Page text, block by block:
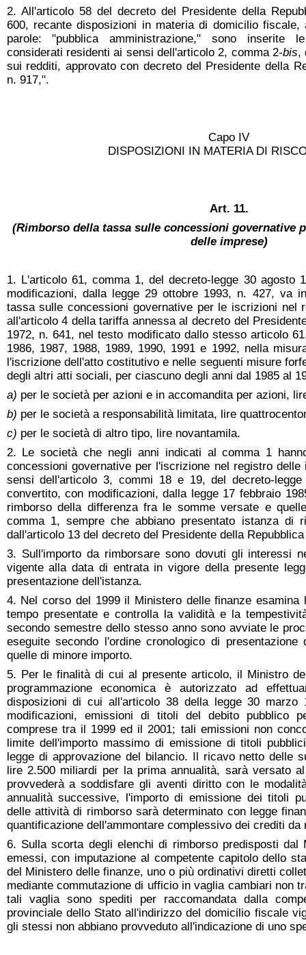
2. All'articolo 58 del decreto del Presidente della
600, recante disposizioni in materia di domicilio fiscale,
parole: "pubblica amministrazione," sono inserite
considerati residenti ai sensi dell'articolo 2, comma 2-bis,
sui redditi, approvato con decreto del Presidente della
n. 917,".
Capo IV
DISPOSIZIONI IN MATERIA DI
Art. 11.
(Rimborso della tassa sulle concessioni governative
delle imprese)
1. L'articolo 61, comma 1, del decreto-legge 30 agosto
modificazioni, dalla legge 29 ottobre 1993, n. 427, va
tassa sulle concessioni governative per le iscrizioni nel
all'articolo 4 della tariffa annessa al decreto del
1972, n. 641, nel testo modificato dallo stesso articolo
1986, 1987, 1988, 1989, 1990, 1991 e 1992, nella
l'iscrizione dell'atto costitutivo e nelle seguenti misure
degli altri atti sociali, per ciascuno degli anni dal 1985 al
a) per le società per azioni e in accomandita per azioni,
b) per le società a responsabilità limitata, lire
c) per le società di altro tipo, lire novantamila.
2. Le società che negli anni indicati al comma 1
concessioni governative per l'iscrizione nel registro delle
sensi dell'articolo 3, commi 18 e 19, del decreto-
convertito, con modificazioni, dalla legge 17 febbraio
rimborso della differenza fra le somme versate e
comma 1, sempre che abbiano presentato istanza di
dall'articolo 13 del decreto del Presidente della
3. Sull'importo da rimborsare sono dovuti gli interessi
vigente alla data di entrata in vigore della presente
presentazione dell'istanza.
4. Nel corso del 1999 il Ministero delle finanze
tempo presentate e controlla la validità e la
secondo semestre dello stesso anno sono avviate le
eseguite secondo l'ordine cronologico di
quelle di minore importo.
5. Per le finalità di cui al presente articolo, il Ministro
programmazione economica è autorizzato ad
disposizioni di cui all'articolo 38 della legge 30 marzo
modificazioni, emissioni di titoli del debito pubblico
comprese tra il 1999 ed il 2001; tali emissioni non
limite dell'importo massimo di emissione di titoli
legge di approvazione del bilancio. Il ricavo netto delle
lire 2.500 miliardi per la prima annualità, sarà versato
provvederà a soddisfare gli aventi diritto con le
annualità successive, l'importo di emissione dei titoli
delle attività di rimborso sarà determinato con legge
quantificazione dell'ammontare complessivo dei crediti da
6. Sulla scorta degli elenchi di rimborso predisposti dal
emessi, con imputazione al competente capitolo dello
del Ministero delle finanze, uno o più ordinativi diretti
mediante commutazione di ufficio in vaglia cambiari non
tali vaglia sono spediti per raccomandata dalla
provinciale dello Stato all'indirizzo del domicilio fiscale
gli stessi non abbiano provveduto all'indicazione di uno